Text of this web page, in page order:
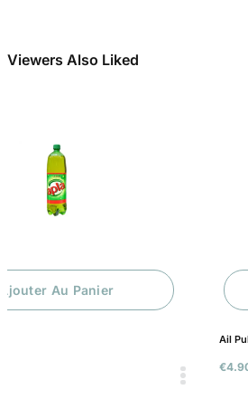
Viewers Also Liked
Panier
4.90
Ail Pulpe | 1kg